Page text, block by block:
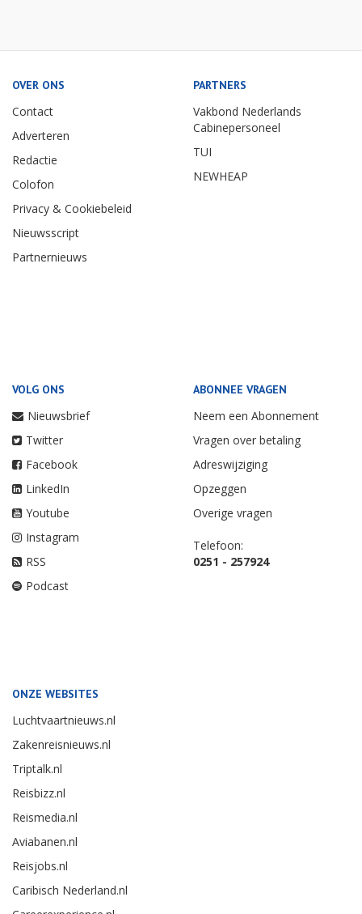
OVER ONS
Contact
Adverteren
Redactie
Colofon
Privacy & Cookiebeleid
Nieuwsscript
Partnernieuws
PARTNERS
Vakbond Nederlands
Cabinepersoneel
TUI
NEWHEAP
VOLG ONS
Nieuwsbrief
Twitter
Facebook
LinkedIn
Youtube
Instagram
RSS
Podcast
ABONNEE VRAGEN
Neem een Abonnement
Vragen over betaling
Adreswijziging
Opzeggen
Overige vragen
Telefoon:
0251 - 257924
ONZE WEBSITES
Luchtvaartnieuws.nl
Zakenreisnieuws.nl
Triptalk.nl
Reisbizz.nl
Reismedia.nl
Aviabanen.nl
Reisjobs.nl
Caribisch Nederland.nl